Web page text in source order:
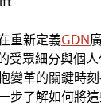
重新定義GDN
眾細分與個
變革的關鍵
步了解如何將